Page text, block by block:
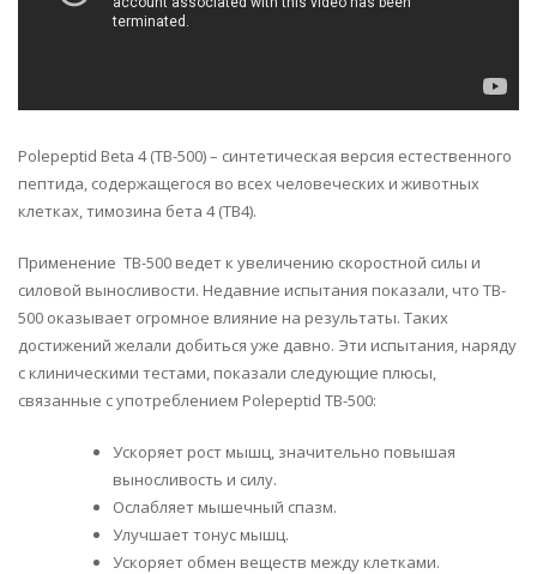
Polepeptid Beta 4 (TB-500) – синтетическая версия естественного
пептида, содержащегося во всех человеческих и животных
клетках, тимозина бета 4 (TB4).
Применение TB-500 ведет к увеличению скоростной силы и
силовой выносливости. Недавние испытания показали, что TB-
500 оказывает огромное влияние на результаты. Таких
достижений желали добиться уже давно. Эти испытания, наряду
с клиническими тестами, показали следующие плюсы,
связанные с употреблением Polepeptid TB-500:
Ускоряет рост мышц, значительно повышая
выносливость и силу.
Ослабляет мышечный спазм.
Улучшает тонус мышц.
Ускоряет обмен веществ между клетками.